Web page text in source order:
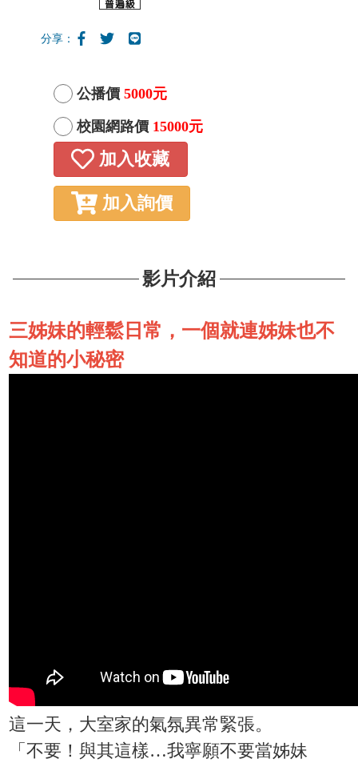
分享：
公播價 5000元
校園網路價 15000元
加入收藏
加入詢價
影片介紹
三姊妹的輕鬆日常，一個就連姊妹也不
知道的小秘密
這一天，大室家的氣氛異常緊張。
「不要！與其這樣…我寧願不要當姊妹